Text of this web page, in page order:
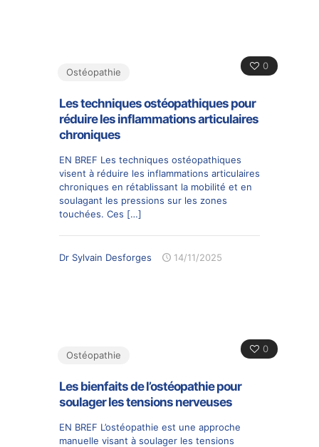
0
Ostéopathie
Les techniques ostéopathiques pour
réduire les inflammations articulaires
chroniques
EN BREF Les techniques ostéopathiques
visent à réduire les inflammations articulaires
chroniques en rétablissant la mobilité et en
soulagant les pressions sur les zones
touchées. Ces […]
Dr Sylvain Desforges 14/11/2025
0
Ostéopathie
Les bienfaits de l’ostéopathie pour
soulager les tensions nerveuses
EN BREF L’ostéopathie est une approche
manuelle visant à soulager les tensions